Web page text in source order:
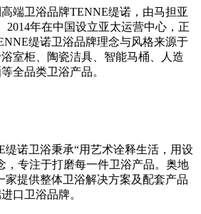
端卫浴品牌TENNE缇诺，由马担亚
2014年在中国设立亚太运营中心，正
缇诺卫浴品牌理念与风格来源于
室柜、陶瓷洁具、智能马桶、人造
全品类卫浴产品。
缇诺卫浴秉承“用艺术诠释生活，用设
，专注于打磨每一件卫浴产品。奥地
家提供整体卫浴解决方案及配套产品
口卫浴品牌。